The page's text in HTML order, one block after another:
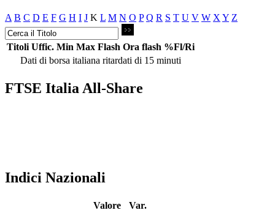
A B C D E F G H I J K L M N O P Q R S T U V W X Y Z
Titoli Uffic. Min Max Flash Ora flash %Fl/Ri
Dati di borsa italiana ritardati di 15 minuti
FTSE Italia All-Share
Indici Nazionali
Valore
Var.